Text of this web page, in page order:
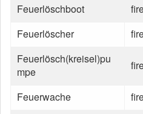
Feuerlöschboot
Feuerlöscher
Feuerlösch(kreisel)pu
mpe
Feuerwache